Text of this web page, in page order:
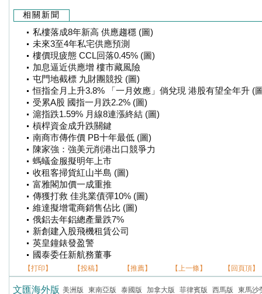
相關新聞
私樓落成8年新高 供應趨穩 (圖)
未來3至4年私宅供應預測
樓價現疲態 CCL回落0.45% (圖)
加息逼近供應增 樓市藏風險
屯門地截標 九財團競投 (圖)
恒指全月上升3.8% 「一月效應」倘兌現 港股有望全年升 (
受累A股 國指一月跌2.2% (圖)
滬指跌1.59% 月線8連漲終結 (圖)
槓桿資金成升跌關鍵
南商市傳作價 PB十年最低 (圖)
陳家強：強美元削港出口競爭力
螞蟻金服擬明年上市
收租客掃貨紅山半島 (圖)
富雅閣加價一成重推
傳獲打救 佳兆業債彈10% (圖)
維達擬增電商銷售佔比 (圖)
俄鋁去年鋁總產量跌7%
新創建入股飛機租賃公司
英皇鐘錶發盈警
國泰委任新航務董事
【打印】 【投稿】 【推薦】 【上一條】 【回頁頂】
文匯海外版 美洲版 東南亞版 泰國版 加拿大版 菲律賓版 西馬版 東馬沙